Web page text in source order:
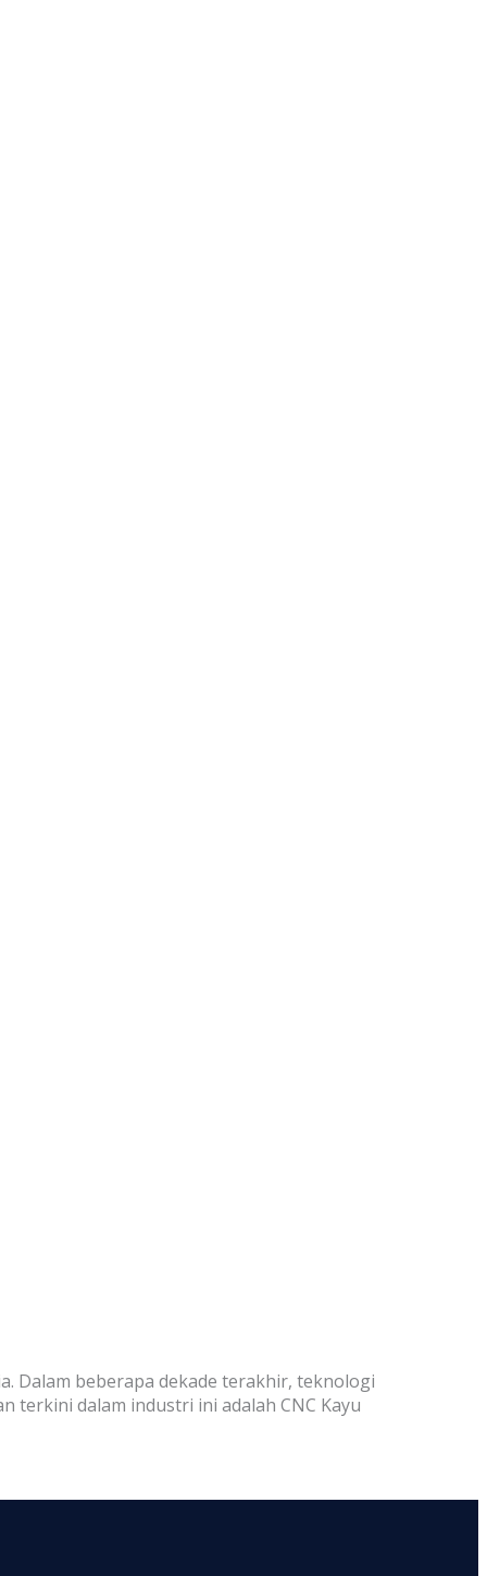
Dalam beberapa dekade terakhir, teknologi
terkini dalam industri ini adalah CNC Kayu